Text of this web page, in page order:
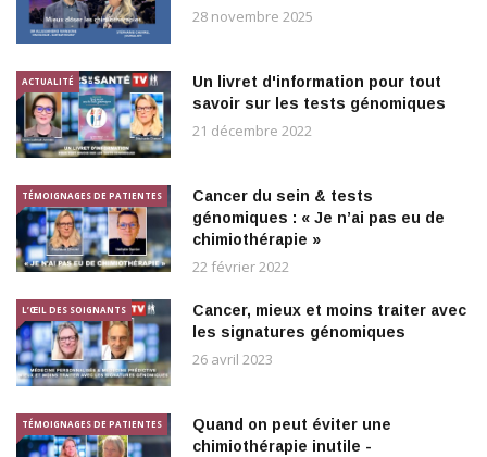
28 novembre 2025
ACTUALITÉ
Un livret d'information pour tout
savoir sur les tests génomiques
21 décembre 2022
TÉMOIGNAGES DE PATIENTES
Cancer du sein & tests
génomiques : « Je n’ai pas eu de
chimiothérapie »
22 février 2022
L’ŒIL DES SOIGNANTS
Cancer, mieux et moins traiter avec
les signatures génomiques
26 avril 2023
TÉMOIGNAGES DE PATIENTES
Quand on peut éviter une
chimiothérapie inutile -